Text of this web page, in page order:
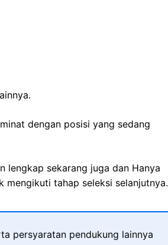
dengan posisi yang sedang
lengkap sekarang juga dan Hanya
mengikuti tahap seleksi selanjutnya.
persyaratan pendukung lainnya